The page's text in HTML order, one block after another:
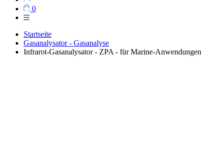
0
Startseite
Gasanalysator - Gasanalyse
Infrarot-Gasanalysator - ZPA - für Marine-Anwendungen